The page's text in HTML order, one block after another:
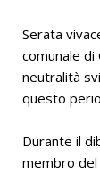
Serata
comunale
neutralità
questo
Durante il
membro